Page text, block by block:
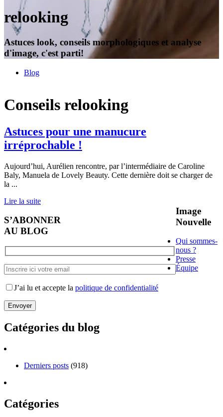
relooking
Astuces look, conseils morphologiques et analyse
d'image, c'est parti!
Blog
Conseils relooking
Astuces pour une manucure
irréprochable !
Aujourd’hui, Aurélien rencontre, par l’intermédiaire de Caroline
Baly, Manuela de Lovely Beauty. Cette dernière doit se charger de
la ...
Lire la suite
S’ABONNER
AU BLOG
J’ai lu et accepte la politique de confidentialité
Catégories du blog
Derniers posts (918)
Catégories
Image
Nouvelle
Qui sommes-
nous ?
Presse
Équipe